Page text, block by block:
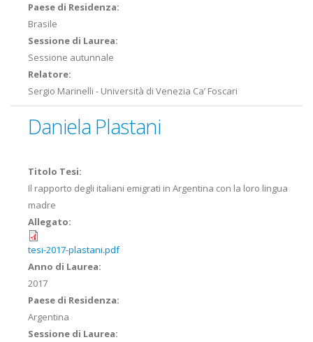
Paese di Residenza:
Brasile
Sessione di Laurea:
Sessione autunnale
Relatore:
Sergio Marinelli - Università di Venezia Ca’ Foscari
Daniela Plastani
Titolo Tesi:
Il rapporto degli italiani emigrati in Argentina con la loro lingua
madre
Allegato:
tesi-2017-plastani.pdf
Anno di Laurea:
2017
Paese di Residenza:
Argentina
Sessione di Laurea: